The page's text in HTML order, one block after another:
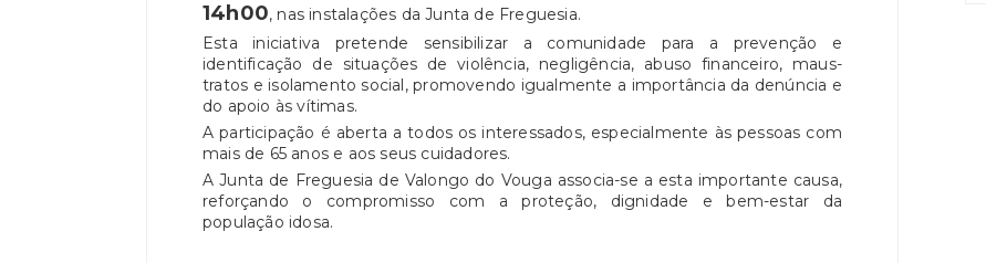
14h00, nas instalações da Junta de Freguesia.
Esta iniciativa pretende sensibilizar a comunidade para a prevenção e
identificação de situações de violência, negligência, abuso financeiro, maus-
tratos e isolamento social, promovendo igualmente a importância da denúncia e
do apoio às vítimas.
A participação é aberta a todos os interessados, especialmente às pessoas com
mais de 65 anos e aos seus cuidadores.
A Junta de Freguesia de Valongo do Vouga associa-se a esta importante causa,
reforçando o compromisso com a proteção, dignidade e bem-estar da
população idosa.